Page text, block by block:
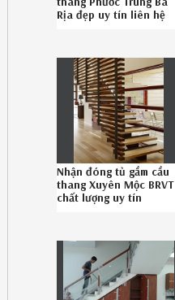
Rịa đẹp uy tín liên hệ
Nhận đóng tủ gầm cầu
thang Xuyên Mộc BRVT
chất lượng uy tín